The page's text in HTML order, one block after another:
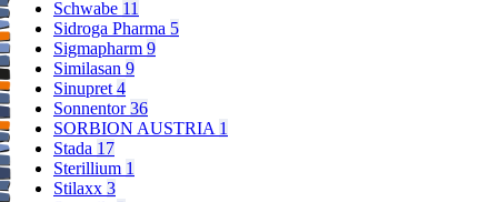
Schwabe 11
Sidroga Pharma 5
Sigmapharm 9
Similasan 9
Sinupret4
Sonnentor36
SORBION AUSTRIA 1
Stada 17
Sterillium 1
Stilaxx 3